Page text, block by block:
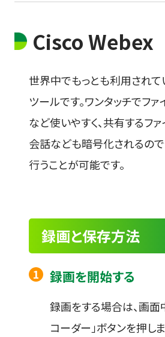
Cisco Webex
世界中でもっとも利用され
ツールです。ワンタッチでフ
など使いやすく、共有するフ
会話なども暗号化されるの
行うことが可能です。
録画と保存方法
録画を開始する
録画をする場合は、画面
コーダー」ボタンを押しま